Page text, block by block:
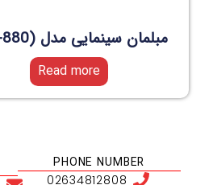
مبلمان سینمایی مدل (7H-880)
Read more
PHONE NUMBER
02634812808